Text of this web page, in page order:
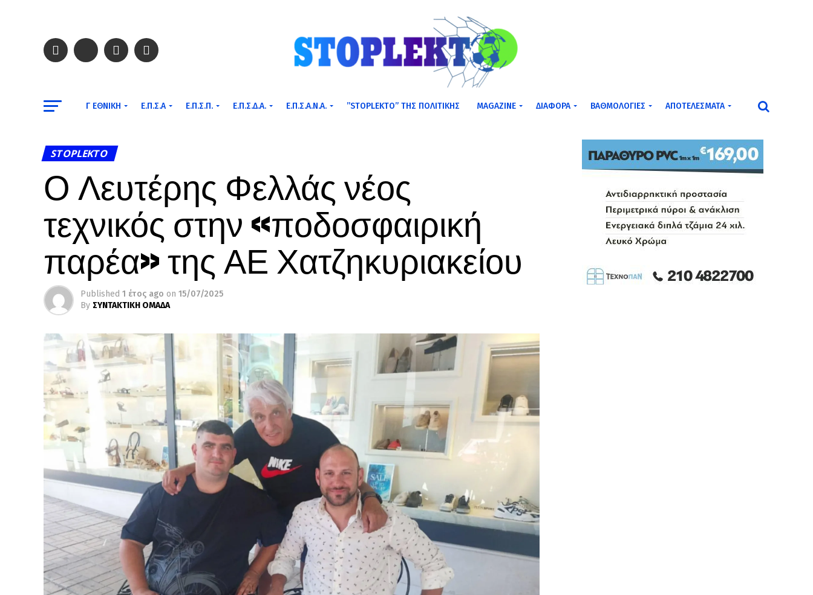
Γ ΕΘΝΙΚΉ Ε.Π.Σ.Α Ε.Π.Σ.Π. Ε.Π.Σ.Δ.Α. Ε.Π.Σ.Α.Ν.Α. ”STOPLEKTO” ΤΗΣ ΠΟΛΙΤΙΚΗΣ MAGAZINE ΔΙΆΦΟΡΑ ΒΑΘΜΟΛΟΓΊΕΣ ΑΠΟΤΕΛΈΣΜΑΤΑ
STOPLEKTO
Ο Λευτέρης Φελλάς νέος
τεχνικός στην «ποδοσφαιρική
παρέα» της ΑΕ Χατζηκυριακείου
Published 1 έτος ago on 15/07/2025
By ΣΥΝΤΑΚΤΙΚΗ ΟΜΑΔΑ